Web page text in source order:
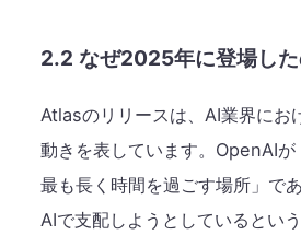
2.2 なぜ2025年に登場し
Atlasのリリースは、AI業界にお
動きを表しています。OpenAIが
最も長く時間を過ごす場所」で
AIで支配しようとしているという